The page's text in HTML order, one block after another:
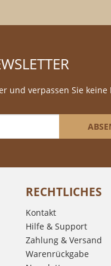
und verpassen Sie
RECHTLICHES
Kontakt
Hilfe & Support
Zahlung & Versand
Warenrückgabe